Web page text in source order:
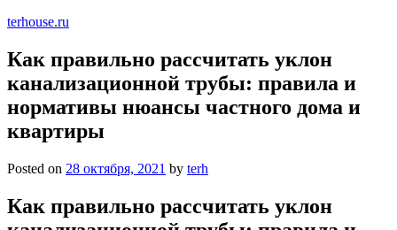
terhouse.ru
Как правильно рассчитать уклон
канализационной трубы: правила и
нормативы нюансы частного дома и
квартиры
Posted on 28 октября, 2021 by terh
Как правильно рассчитать уклон